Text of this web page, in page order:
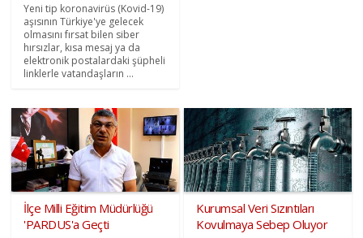
Yeni tip koronavirüs (Kovid-19)
aşısının Türkiye'ye gelecek
olmasını fırsat bilen siber
hırsızlar, kısa mesaj ya da
elektronik postalardaki şüpheli
linklerle vatandaşların ...
İlçe Milli Eğitim Müdürlüğü
'PARDUS'a Geçti
Kurumsal Veri Sızıntıları
Kovulmaya Sebep Oluyor